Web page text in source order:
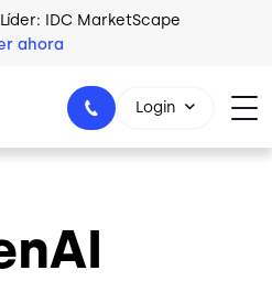
IDC MarketScape
ahora
+44-330-808-5300
Login